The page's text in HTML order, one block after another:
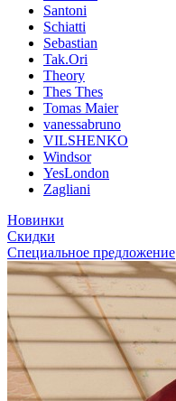
Santoni
Schiatti
Sebastian
Tak.Ori
Theory
Thes Thes
Tomas Maier
vanessabruno
VILSHENKO
Windsor
YesLondon
Zagliani
Новинки
Скидки
Специальное предложение